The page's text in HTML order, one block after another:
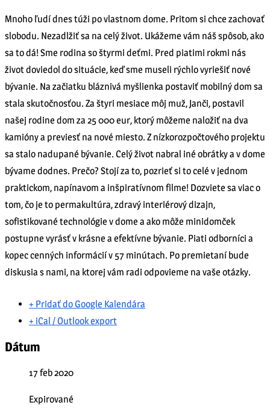
Mnoho ľudí dnes túži po vlastnom dome. Pritom si chce zachovať
slobodu. Nezadlžiť sa na celý život. Ukážeme vám náš spôsob, ako
sa to dá! Sme rodina so štyrmi deťmi. Pred piatimi rokmi nás
život doviedol do situácie, keď sme museli rýchlo vyriešiť nové
bývanie. Na začiatku bláznivá myšlienka postaviť mobilný dom sa
stala skutočnosťou. Za štyri mesiace môj muž, Janči, postavil
našej rodine dom za 25 000 eur, ktorý môžeme naložiť na dva
kamióny a previesť na nové miesto. Z nízkorozpočtového projektu
sa stalo nadupané bývanie. Celý život nabral iné obrátky a v dome
bývame dodnes. Prečo? Stojí za to, pozrieť si to celé v jednom
praktickom, napínavom a inšpiratívnom filme! Dozviete sa viac o
tom, čo je to permakultúra, zdravý interiérový dizajn,
sofistikované technológie v dome a ako môže minidomček
postupne vyrásť v krásne a efektívne bývanie. Piati odborníci a
kopec cenných informácií v 57 minútach. Po premietaní bude
diskusia s nami, na ktorej vám radi odpovieme na vaše otázky.
+ Pridať do Google Kalendára
+ iCal / Outlook export
Dátum
17 feb 2020
Expirované